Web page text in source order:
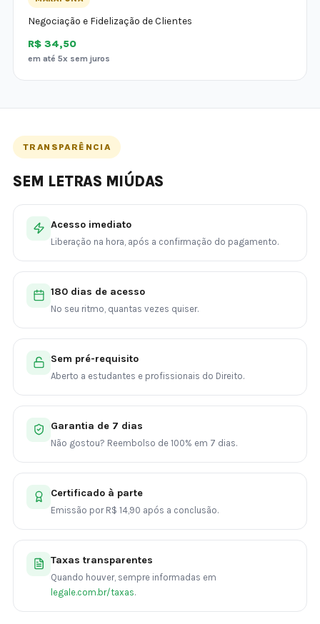
Negociação e Fidelização de Clientes
R$ 34,50
em até 5x sem juros
TRANSPARÊNCIA
SEM LETRAS MIÚDAS
Acesso imediato
Liberação na hora, após a confirmação do pagamento.
180 dias de acesso
No seu ritmo, quantas vezes quiser.
Sem pré-requisito
Aberto a estudantes e profissionais do Direito.
Garantia de 7 dias
Não gostou? Reembolso de 100% em 7 dias.
Certificado à parte
Emissão por R$ 14,90 após a conclusão.
Taxas transparentes
Quando houver, sempre informadas em
legale.com.br/taxas.